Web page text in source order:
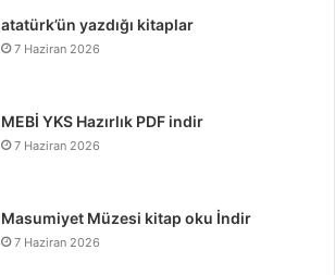
atatürk’ün yazdığı kitaplar
7 Haziran 2026
MEBİ YKS Hazırlık PDF indir
7 Haziran 2026
Masumiyet Müzesi kitap oku İndir
7 Haziran 2026